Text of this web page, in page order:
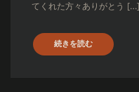
てくれた方々ありがとう […]
続きを読む